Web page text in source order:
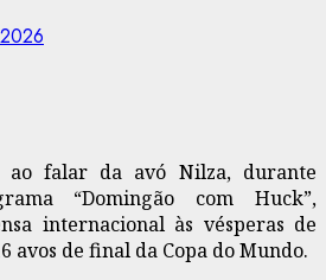
falar da avó Nilza, durante
“Domingão com Huck”,
internacional às vésperas de
avos de final da Copa do Mundo.